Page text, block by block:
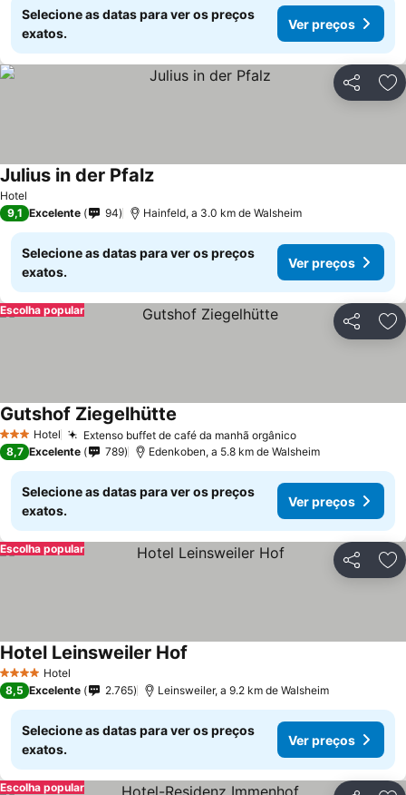
Selecione as datas para ver os preços
exatos.
Ver preços
Partilhar
Hotel
Julius in der PfalzVer preços
9,1 Excelente 94 Hainfeld, a 3.0 km de Walsheim
Selecione as datas para ver os preços
exatos.
Ver preços
Partilhar
Escolha popular
3 EstrelasHotel Extenso buffet de café da manhã orgânicoVer preços
Gutshof Ziegelhütte
8,7 Excelente 789 Edenkoben, a 5.8 km de Walsheim
Selecione as datas para ver os preços
exatos.
Ver preços
Partilhar
Escolha popular
4 EstrelasHotel
Hotel Leinsweiler Hof
8,5 Excelente 2.765 Leinsweiler, a 9.2 km de Walsheim
Selecione as datas para ver os preços
exatos.
Ver preços
Escolha popular